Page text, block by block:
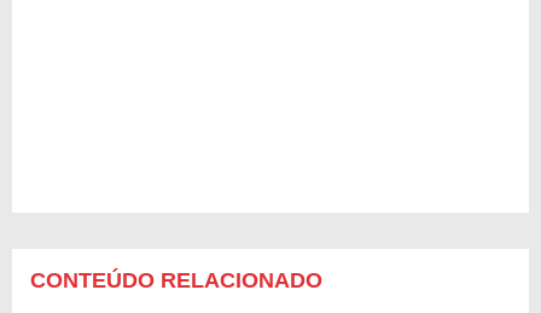
CONTEÚDO RELACIONADO